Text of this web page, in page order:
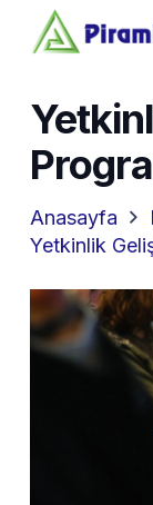
Anasayfa
Yetkinlik